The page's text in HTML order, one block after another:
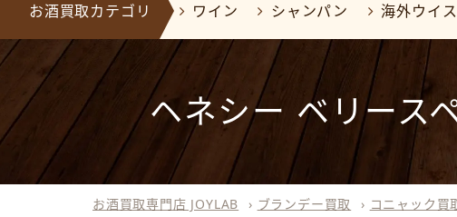
お酒買取カテゴリ ワイン シャンパン 海外ウイ
ヘネシー ベリース
お酒買取専門店 JOYLAB › ブランデー買取 › コニャック買